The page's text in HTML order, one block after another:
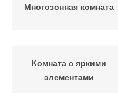
Многозонная комната
Комната с яркими
элементами